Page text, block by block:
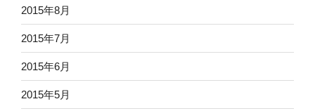
2015年8月
2015年7月
2015年6月
2015年5月